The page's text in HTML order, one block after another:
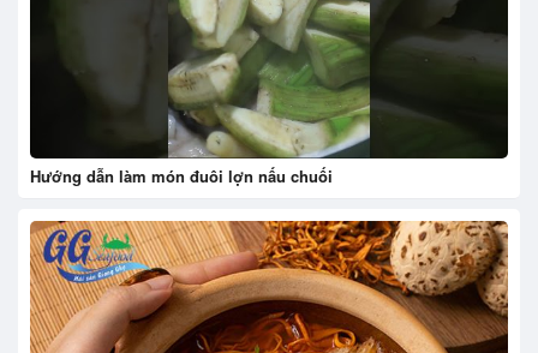
Hướng dẫn làm món đuôi lợn nấu chuối